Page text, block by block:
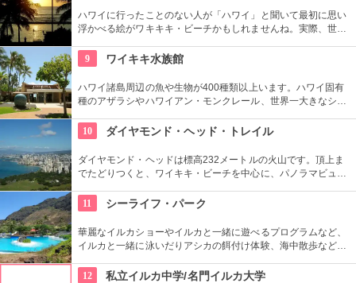
ハワイに行ったことのない人が「ハワイ」と聞いて最初に思い
浮かべる絵がワキキキ・ビーチかもしれませんね。実際、世界
ド・ヘッドが広がるビーチを散策し、「ハワイに来た！」を実
感したいものですね。
9 ワイキキ水族館
ハワイ諸島周辺の魚や生物が400種類以上います。ハワイ固有
種のアザラシやハワイアン・モンクレール、世界一大きなシャ
再現したという、バーチャル体験型の水槽も人気です。
10 ダイヤモンド・ヘッド・トレイル
ダイヤモンド・ヘッドは標高232メートルの火山です。頂上ま
でたどりつくと、ワイキキ・ビーチを中心に、パノラマビュー
道もあるので、スニーカーの準備を。
11 シーライフ・パーク
華麗なイルカショーやイルカと一緒に遊べるプログラムなど、
イルカと一緒に泳いだりアシカの餌付け体験、海中散歩など、
ヌイグルミやTシャツなどオリジナルグッズも人気です。
12 私立イルカ中学/名門イルカ大学